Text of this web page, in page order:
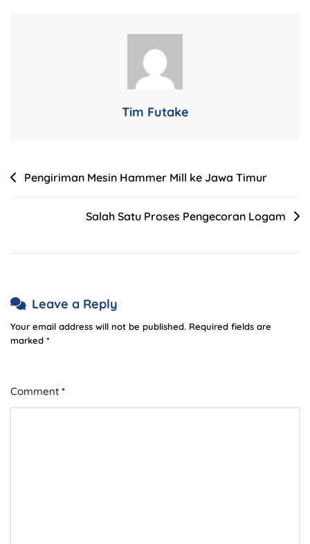
Tim Futake
Pengiriman Mesin Hammer Mill ke Jawa Timur
Salah Satu Proses Pengecoran Logam
Leave a Reply
Your email address will not be published. Required fields are
marked *
Comment *